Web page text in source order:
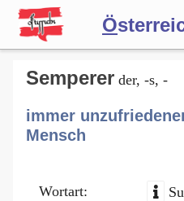
Ö
Wörterbuch
Forum
Semperer der, -s, -
immer
Mensch
Wortart: